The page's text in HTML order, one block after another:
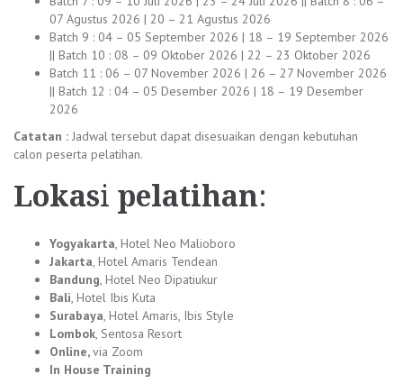
07 Agustus 2026 | 20 – 21 Agustus 2026
Batch 9 : 04 – 05 September 2026 | 18 – 19 September 2026
|| Batch 10 : 08 – 09 Oktober 2026 | 22 – 23 Oktober 2026
Batch 11 : 06 – 07 November 2026 | 26 – 27 November 2026
|| Batch 12 : 04 – 05 Desember 2026 | 18 – 19 Desember
2026
Catatan : Jadwal tersebut dapat disesuaikan dengan kebutuhan
calon peserta pelatihan.
Lokasi pelatihan:
Yogyakarta, Hotel Neo Malioboro
Jakarta, Hotel Amaris Tendean
Bandung, Hotel Neo Dipatiukur
Bali, Hotel Ibis Kuta
Surabaya, Hotel Amaris, Ibis Style
Lombok, Sentosa Resort
Online,via Zoom
In House Training